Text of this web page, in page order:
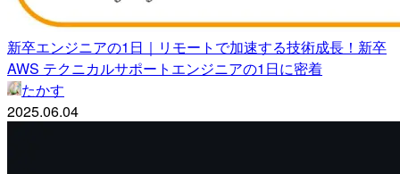
新卒エンジニアの1日｜リモートで加速する技術成長！新卒
AWS テクニカルサポートエンジニアの1日に密着
たかす
2025.06.04